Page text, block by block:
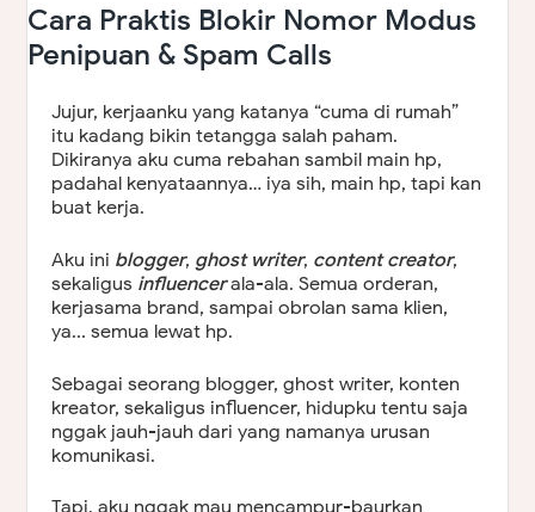
Cara Praktis Blokir Nomor Modus
Penipuan & Spam Calls
Jujur, kerjaanku yang katanya “cuma di rumah”
itu kadang bikin tetangga salah paham.
Dikiranya aku cuma rebahan sambil main hp,
padahal kenyataannya… iya sih, main hp, tapi kan
buat kerja.
Aku ini blogger, ghost writer, content creator,
sekaligus influencerala-ala. Semua orderan,
kerjasama brand, sampai obrolan sama klien,
ya... semua lewat hp.
Sebagai seorang blogger, ghost writer, konten
kreator, sekaligus influencer, hidupku tentu saja
nggak jauh-jauh dari yang namanya urusan
komunikasi.